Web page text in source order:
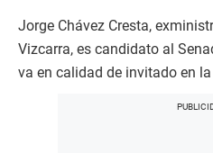
Jorge Chávez Cresta,
Vizcarra, es candidato al
va en calidad de invitado en